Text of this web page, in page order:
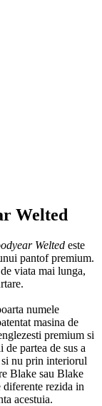
Welted
Welted este
pantof premium.
viata mai lunga,
numele
masina de
premium si
partea de sus a
nu prin interiorul
Blake sau Blake
rezida in
acestuia.